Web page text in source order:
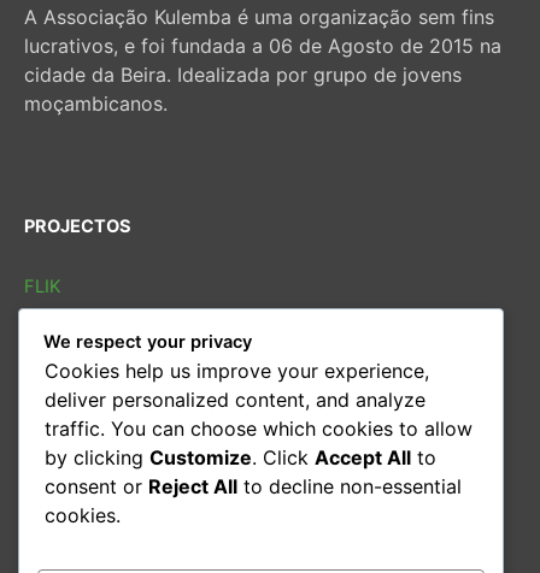
A Associação Kulemba é uma organização sem fins
lucrativos, e foi fundada a 06 de Agosto de 2015 na
cidade da Beira. Idealizada por grupo de jovens
moçambicanos.
PROJECTOS
FLIK
FLIB
SOLETRAS
Sarau cultural
Conversas
Oficina de leitura
CONTACTOS
We respect your privacy
Cookies help us improve your experience,
deliver personalized content, and analyze
traffic. You can choose which cookies to allow
by clicking Customize. Click Accept All to
consent or Reject All to decline non-essential
cookies.